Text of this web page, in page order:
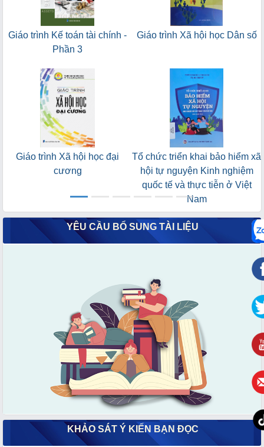
Giáo trình Kế toán tài chính -
Phần 3
Giáo trình Xã hội học Dân số
Giáo trình Xã hội học đại
cương
Tổ chức triển khai bảo hiểm xã
hội tự nguyện Kinh nghiệm
quốc tế và thực tiễn ở Việt
Nam
YÊU CẦU BỔ SUNG TÀI LIỆU
KHẢO SÁT Ý KIẾN BẠN ĐỌC